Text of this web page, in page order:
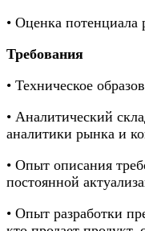
• Оценка потенциала
Требования
• Техническое
• Аналитический
аналитики рынка и
• Опыт описания
постоянной
• Опыт разработки